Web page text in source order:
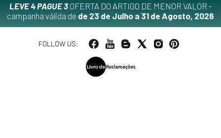
LEVE 4 PAGUE 3OFERTA DO ARTIGO DE MENOR VALOR -
campanha válida de de 23 de Julho a 31 de Agosto, 2026
FOLLOW US: